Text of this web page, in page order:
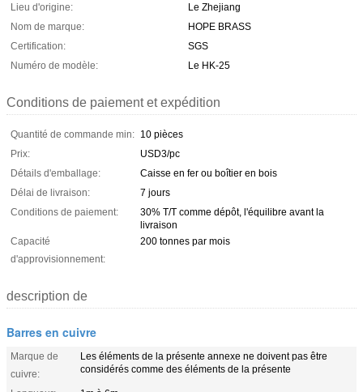
Lieu d'origine:
Le Zhejiang
Nom de marque:
HOPE BRASS
Certification:
SGS
Numéro de modèle:
Le HK-25
Conditions de paiement et expédition
Quantité de commande min: 10 pièces
Prix:
USD3/pc
Détails d'emballage:
Caisse en fer ou boîtier en bois
Délai de livraison:
7 jours
Conditions de paiement:
30% T/T comme dépôt, l'équilibre avant la
livraison
Capacité
d'approvisionnement:
200 tonnes par mois
description de
Barres en cuivre
Marque de
cuivre:
Les éléments de la présente annexe ne doivent pas être
considérés comme des éléments de la présente